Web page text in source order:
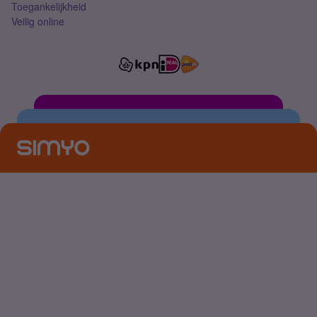
Toegankelijkheid
Veilig online